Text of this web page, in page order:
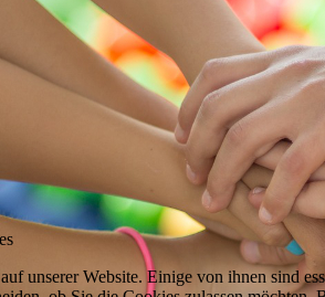
unserer Website. Einige von ihnen sind